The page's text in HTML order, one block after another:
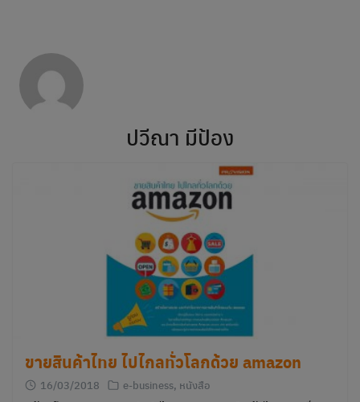
content
ปวีณา มีป้อง
ขายสินค้าไทย ไปไกลทั่วโลกด้วย amazon
16/03/2018 e-business, หนังสือ